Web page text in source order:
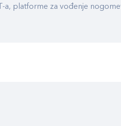
a, platforme za vođenje